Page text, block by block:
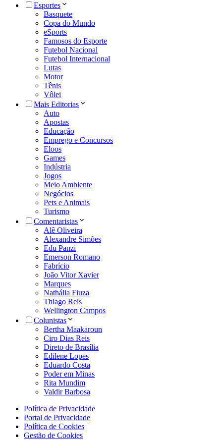
Esportes
Basquete
Copa do Mundo
eSports
Famosos do Esporte
Futebol Nacional
Futebol Internacional
Lutas
Motor
Tênis
Vôlei
Mais Editorias
Auto
Apostas
Educação
Emprego e Concursos
Eloos
Games
Indústria
Jogos
Meio Ambiente
Negócios
Pets e Animais
Turismo
Comentaristas
Alê Oliveira
Alexandre Simões
Edu Panzi
Emerson Romano
Fabrício
João Vitor Xavier
Marques
Nathália Fiuza
Thiago Reis
Wellington Campos
Colunistas
Bertha Maakaroun
Ciro Dias Reis
Direto de Brasília
Edilene Lopes
Eduardo Costa
Poder em Minas
Rita Mundim
Valdir Barbosa
Política de Privacidade
Portal de Privacidade
Política de Cookies
Gestão de Cookies